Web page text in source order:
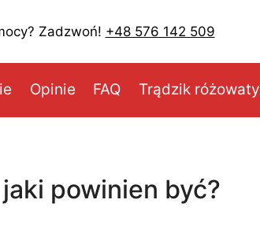
Zadzwoń! +48 576 142 509
Opinie FAQ Trądzik różowaty
powinien być?